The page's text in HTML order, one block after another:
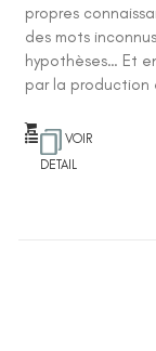
propres
des mots
hypothèses… Et
par la production
VOIR
DETAIL